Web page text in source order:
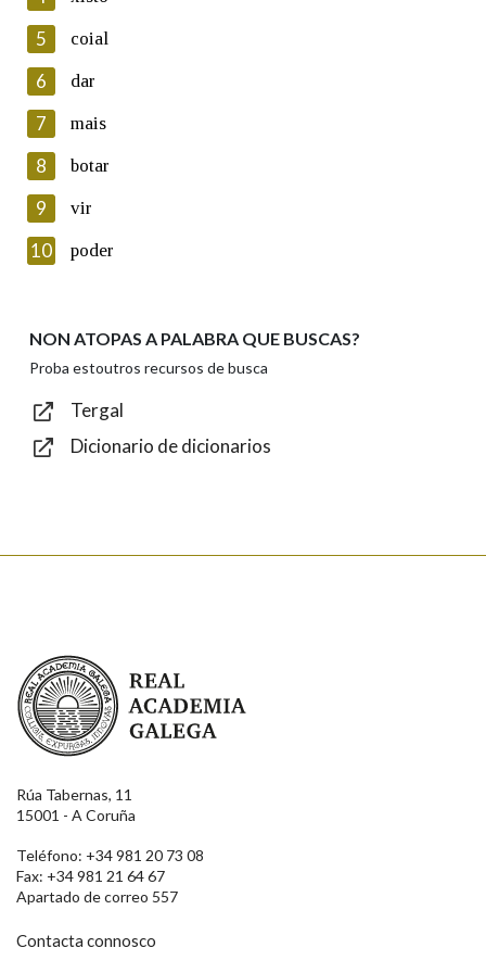
Lin e acepto as condicións da política de
Introduce o código que aparece na imaxe:
Texto de verificación
Enviar
5 coial
6 dar
7 mais
8 botar
9 vir
10 poder
NON ATOPAS A PALABRA QUE BUSCAS?
Proba estoutros recursos de busca
Tergal
Dicionario de dicionarios
Real Academia Galega
Rúa Tabernas, 11
15001 - A Coruña
Teléfono: +34 981 20 73 08
Fax: +34 981 21 64 67
Apartado de correo 557
Contacta connosco